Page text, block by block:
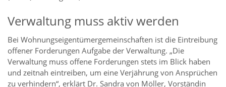
Verwaltung muss aktiv werden
Bei Wohnungseigentümergemeinschaften ist die Eintreibung
offener Forderungen Aufgabe der Verwaltung. „Die
Verwaltung muss offene Forderungen stets im Blick haben
und zeitnah eintreiben, um eine Verjährung von Ansprüchen
zu verhindern“, erklärt Dr. Sandra von Möller, Vorständin